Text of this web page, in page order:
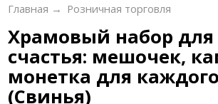
Главная → Розничная торговля
Храмовый набор для
счастья: мешочек,
монетка для
(Свинья)